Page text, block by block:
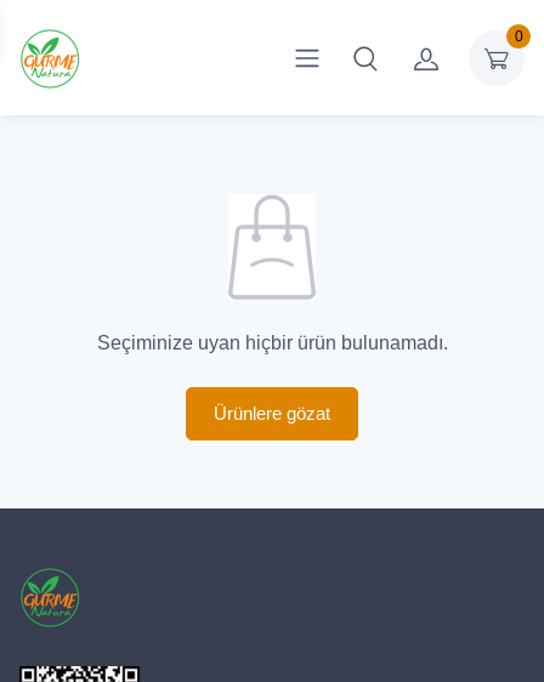
0
Seçiminize uyan hiçbir ürün bulunamadı.
Ürünlere gözat